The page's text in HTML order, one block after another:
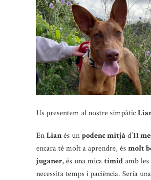
Us presentem al nostre simpàtic
EnLianés unpodenc mitjà d’11
encara té molt a aprendre, és molt
juganer, és una micatímidamb
necessita temps i paciència. Sería